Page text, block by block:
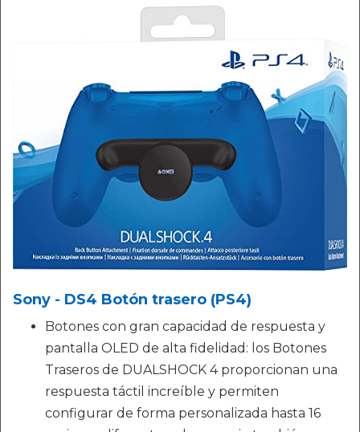
Sony - DS4 Botón trasero (PS4)
Botones con gran capacidad de respuesta y
pantalla OLED de alta fidelidad: los Botones
Traseros de DUALSHOCK 4 proporcionan una
respuesta táctil increíble y permiten
configurar de forma personalizada hasta 16